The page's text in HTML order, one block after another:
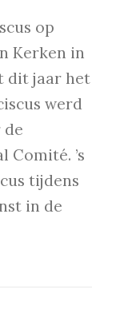
op
Kerken in
dit jaar het
werd
de
Comité. ’s
tijdens
in de